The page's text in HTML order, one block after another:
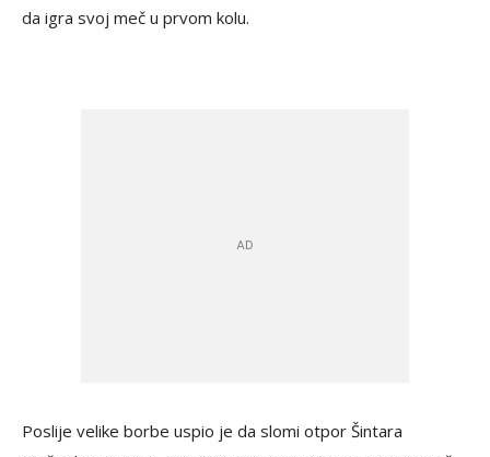
da igra svoj meč u prvom kolu.
Poslije velike borbe uspio je da slomi otpor Šintara